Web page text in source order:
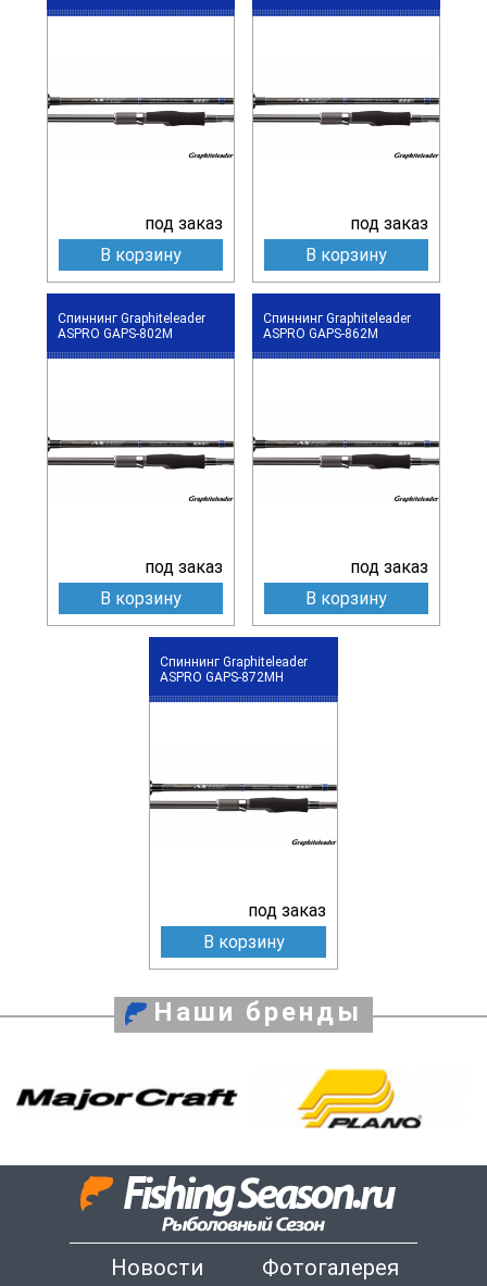
под заказ
В корзину
под заказ
В корзину
Спиннинг Graphiteleader
ASPRO GAPS-802M
под заказ
В корзину
Спиннинг Graphiteleader
ASPRO GAPS-862M
под заказ
В корзину
Спиннинг Graphiteleader
ASPRO GAPS-872MH
под заказ
В корзину
Наши бренды
Новости Фотогалерея